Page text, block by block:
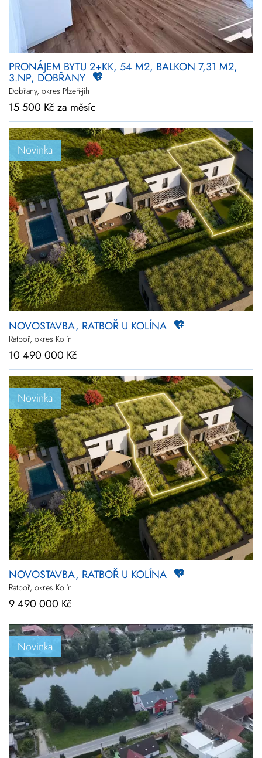
PRONÁJEM BYTU 2+KK, 54 M2, BALKON 7,31 M2,
3.NP, DOBŘANY
Dobřany, okres Plzeň-jih
15 500 Kč za měsíc
Novinka
NOVOSTAVBA, RATBOŘ U KOLÍNA
Ratboř, okres Kolín
10 490 000 Kč
Novinka
NOVOSTAVBA, RATBOŘ U KOLÍNA
Ratboř, okres Kolín
9 490 000 Kč
Novinka